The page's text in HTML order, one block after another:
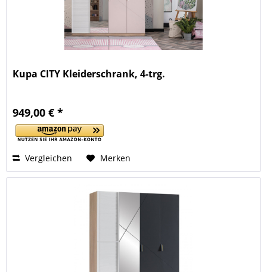
Kupa CITY Kleiderschrank, 4-trg.
949,00 € *
Vergleichen Merken